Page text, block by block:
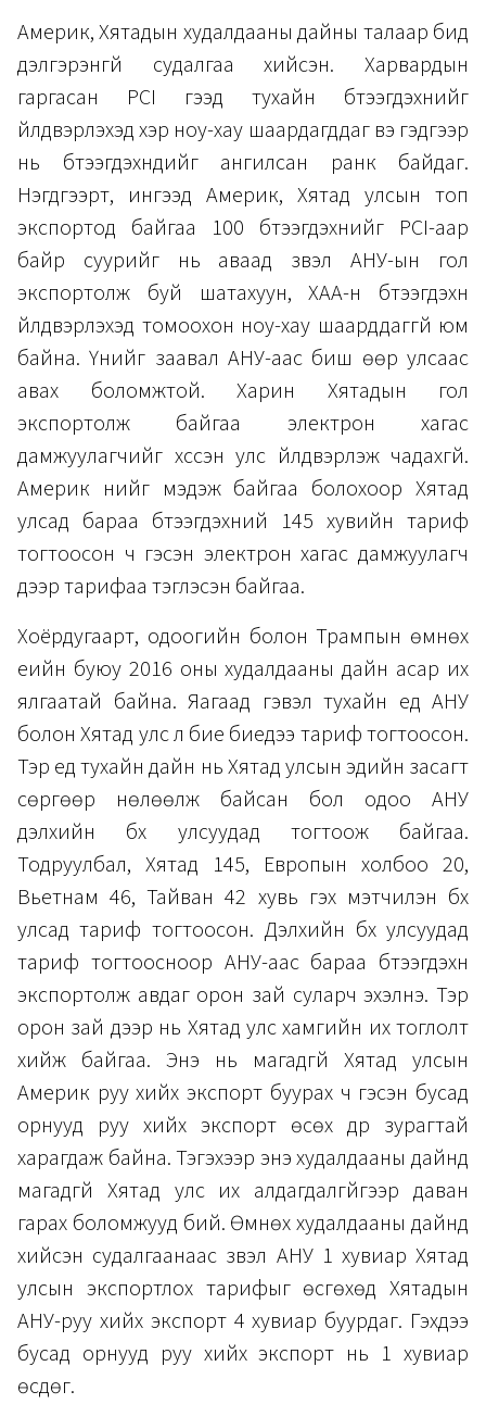
Америк, Хятадын худалдааны дайны талаар бид
дэлгэрэнгүй судалгаа хийсэн. Харвардын
гаргасан PCI гээд тухайн бүтээгдэхүүнийг
үйлдвэрлэхэд хэр ноу-хау шаардагддаг вэ гэдгээр
нь бүтээгдэхүүнүүдийг ангилсан ранк байдаг.
Нэгдүгээрт, ингээд Америк, Хятад улсын топ
экспортод байгаа 100 бүтээгдэхүүнийг PCI-аар
байр суурийг нь аваад үзвэл АНУ-ын гол
экспортолж буй шатахуун, ХАА-н бүтээгдэхүүн
үйлдвэрлэхэд томоохон ноу-хау шаарддаггүй юм
байна. Үүнийг заавал АНУ-аас биш өөр улсаас
авах боломжтой. Харин Хятадын гол
экспортолж байгаа электрон хагас
дамжуулагчийг хүссэн улс үйлдвэрлэж чадахгүй.
Америк үүнийг мэдэж байгаа болохоор Хятад
улсад бараа бүтээгдэхүүний 145 хувийн тариф
тогтоосон ч гэсэн электрон хагас дамжуулагч
дээр тарифаа тэглэсэн байгаа.
Хоёрдугаарт, одоогийн болон Трампын өмнөх
үеийн буюу 2016 оны худалдааны дайн асар их
ялгаатай байна. Яагаад гэвэл тухайн үед АНУ
болон Хятад улс л бие биедээ тариф тогтоосон.
Тэр үед тухайн дайн нь Хятад улсын эдийн засагт
сөргөөр нөлөөлж байсан бол одоо АНУ
дэлхийн бүх улсуудад тогтоож байгаа.
Тодруулбал, Хятад 145, Европын холбоо 20,
Вьетнам 46, Тайван 42 хувь гэх мэтчилэн бүх
улсад тариф тогтоосон. Дэлхийн бүх улсуудад
тариф тогтоосноор АНУ-аас бараа бүтээгдэхүүн
экспортолж авдаг орон зай суларч эхэлнэ. Тэр
орон зай дээр нь Хятад улс хамгийн их тоглолт
хийж байгаа. Энэ нь магадгүй Хятад улсын
Америк руу хийх экспорт буурах ч гэсэн бусад
орнууд руу хийх экспорт өсөх дүр зурагтай
харагдаж байна. Тэгэхээр энэ худалдааны дайнд
магадгүй Хятад улс их алдагдалгүйгээр даван
гарах боломжууд бий. Өмнөх худалдааны дайнд
хийсэн судалгаанаас үзвэл АНУ 1 хувиар Хятад
улсын экспортлох тарифыг өсгөхөд Хятадын
АНУ-руу хийх экспорт 4 хувиар буурдаг. Гэхдээ
бусад орнууд руу хийх экспорт нь 1 хувиар
өсдөг.